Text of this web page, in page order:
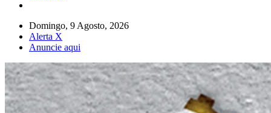
Domingo, 9 Agosto, 2026
Alerta X
Anuncie aqui